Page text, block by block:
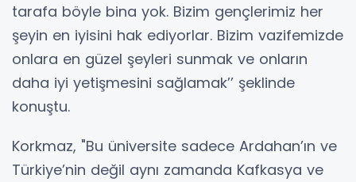
tarafa böyle bina yok. Bizim gençlerimiz her
şeyin en iyisini hak ediyorlar. Bizim vazifemizde
onlara en güzel şeyleri sunmak ve onların
daha iyi yetişmesini sağlamak’’ şeklinde
konuştu.
Korkmaz, "Bu üniversite sadece Ardahan’ın ve
Türkiye’nin değil aynı zamanda Kafkasya ve